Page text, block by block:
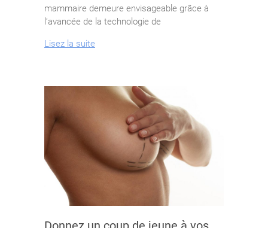
Finies les allures garçonnières, l’implant
mammaire demeure envisageable grâce à